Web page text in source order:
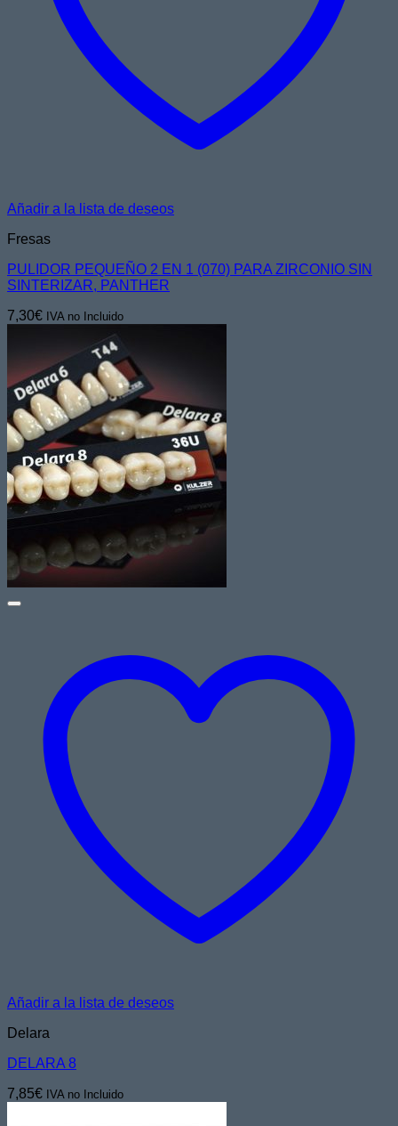
Añadir a la lista de deseos
Fresas
PULIDOR PEQUEÑO 2 EN 1 (070) PARA ZIRCONIO SIN
SINTERIZAR, PANTHER
7,30€ IVA no Incluido
Añadir a la lista de deseos
Delara
DELARA 8
7,85€ IVA no Incluido